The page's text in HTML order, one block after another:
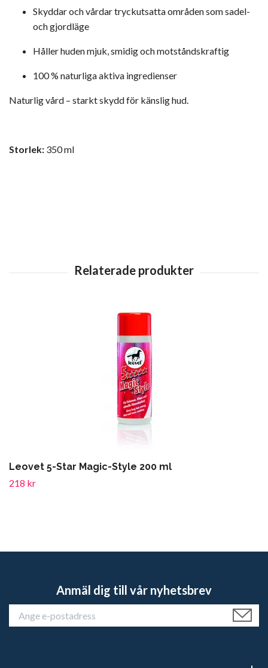
Skyddar och vårdar tryckutsatta områden som sadel-
och gjordläge
Håller huden mjuk, smidig och motståndskraftig
100 % naturliga aktiva ingredienser
Naturlig vård – starkt skydd för känslig hud.
Storlek: 350 ml
Leovet 5-Star Magic-Style 200 ml
218 kr
Anmäl dig till vår nyhetsbrev